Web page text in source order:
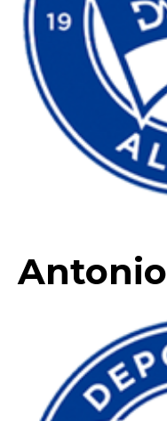
Antonio